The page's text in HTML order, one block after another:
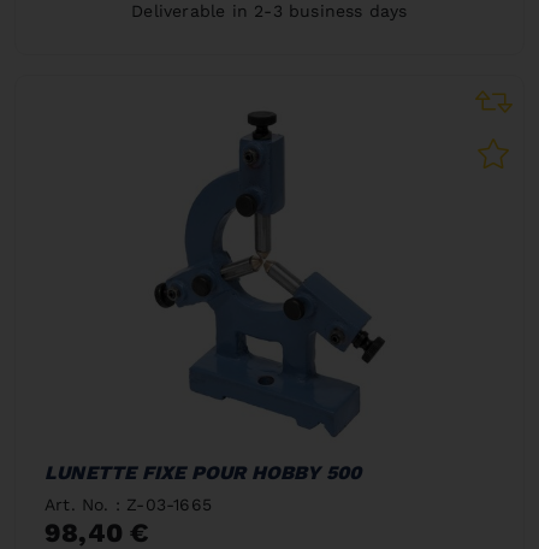
Deliverable in 2-3 business days
LUNETTE FIXE POUR HOBBY 500
Art. No. : Z-03-1665
98,40 €